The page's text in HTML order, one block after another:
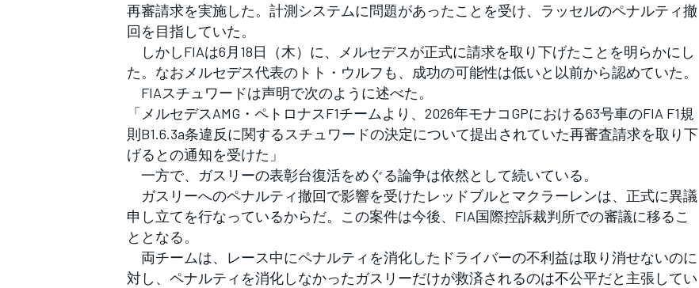
再審請求を実施した。計測システムに問題があったことを受け、ラッセルのペナルティ撤
回を目指していた。
しかしFIAは6月18日（木）に、メルセデスが正式に請求を取り下げたことを明らかにし
た。なおメルセデス代表のトト・ウルフも、成功の可能性は低いと以前から認めていた。
FIAスチュワードは声明で次のように述べた。
「メルセデスAMG・ペトロナスF1チームより、2026年モナコGPにおける63号車のFIA F1規
則B1.6.3a条違反に関するスチュワードの決定について提出されていた再審査請求を取り下
げるとの通知を受けた」
一方で、ガスリーの表彰台復活をめぐる論争は依然として続いている。
ガスリーへのペナルティ撤回で影響を受けたレッドブルとマクラーレンは、正式に異議
申し立てを行なっているからだ。この案件は今後、FIA国際控訴裁判所での審議に移るこ
ととなる。
両チームは、レース中にペナルティを消化したドライバーの不利益は取り消せないのに
対し、ペナルティを消化しなかったガスリーだけが救済されるのは不公平だと主張してい